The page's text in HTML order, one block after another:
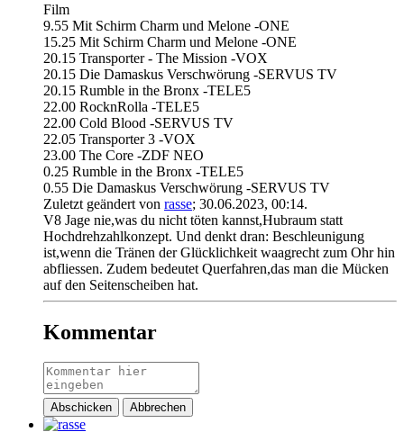
Film
9.55 Mit Schirm Charm und Melone -ONE
15.25 Mit Schirm Charm und Melone -ONE
20.15 Transporter - The Mission -VOX
20.15 Die Damaskus Verschwörung -SERVUS TV
20.15 Rumble in the Bronx -TELE5
22.00 RocknRolla -TELE5
22.00 Cold Blood -SERVUS TV
22.05 Transporter 3 -VOX
23.00 The Core -ZDF NEO
0.25 Rumble in the Bronx -TELE5
0.55 Die Damaskus Verschwörung -SERVUS TV
Zuletzt geändert von rasse; 30.06.2023, 00:14.
V8 Jage nie,was du nicht töten kannst,Hubraum statt
Hochdrehzahlkonzept. Und denkt dran: Beschleunigung
ist,wenn die Tränen der Glücklichkeit waagrecht zum Ohr hin
abfliessen. Zudem bedeutet Querfahren,das man die Mücken
auf den Seitenscheiben hat.
Kommentar
Abschicken Abbrechen